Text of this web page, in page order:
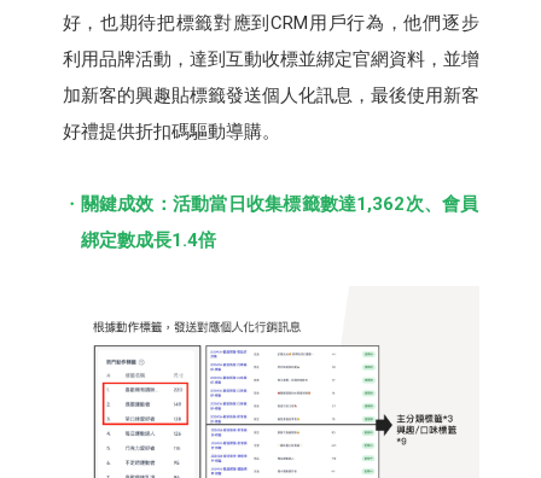
好，也期待把標籤對應到CRM用戶行為，他們逐步
利用品牌活動，達到互動收標並綁定官網資料，並增
加新客的興趣貼標籤發送個人化訊息，最後使用新客
好禮提供折扣碼驅動導購。
關鍵成效：活動當日收集標籤數達1,362次、會員
綁定數成長1.4倍